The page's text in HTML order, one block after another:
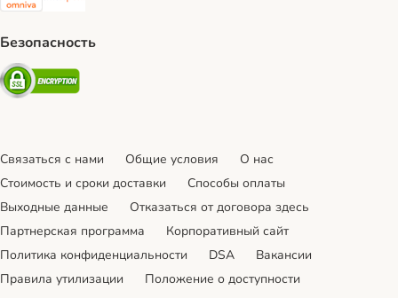
Безопасность
Security
Связаться с нами Общие условия
О нас
Стоимость и сроки доставки
Cпособы оплаты
Выходные данные
Отказаться от договора здесь
Партнерская программа
Корпоративный сайт
Политика конфиденциальности
DSA
Вакансии
Правила утилизации
Положение о доступности